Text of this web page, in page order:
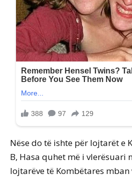
Nëse do të ishte për lojtarët e
B, Hasa quhet më i vlerësuari
lojtarëve të Kombëtares mban